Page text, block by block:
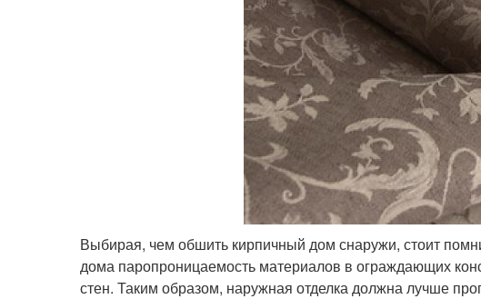
Выбирая, чем обшить кирпичный дом снаружи, стоит
дома паропроницаемость материалов в ограждающих
стен. Таким образом, наружная отделка должна лучше